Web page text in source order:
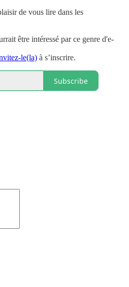
de vous lire dans les
être intéressé par ce genre d'e-
le(la) à s’inscrire.
Subscribe